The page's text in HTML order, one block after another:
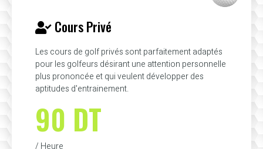
Cours Privé
Les cours de golf privés sont parfaitement adaptés
pour les golfeurs désirant une attention personnelle
plus prononcée et qui veulent développer des
aptitudes d'entrainement.
90 DT